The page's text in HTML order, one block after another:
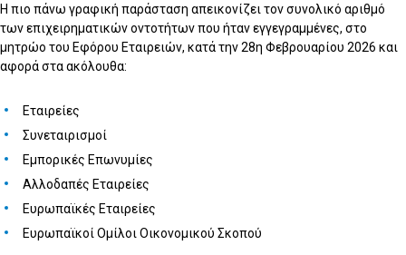
Η πιο πάνω γραφική παράσταση απεικονίζει τον συνολικό αριθμό
των επιχειρηματικών οντοτήτων που ήταν εγγεγραμμένες, στο
μητρώο του Εφόρου Εταιρειών, κατά την 28η Φεβρουαρίου 2026 και
αφορά στα ακόλουθα:
Εταιρείες
Συνεταιρισμοί
Εμπορικές Επωνυμίες
Αλλοδαπές Εταιρείες
Ευρωπαϊκές Εταιρείες
Ευρωπαϊκοί Ομίλοι Οικονομικού Σκοπού